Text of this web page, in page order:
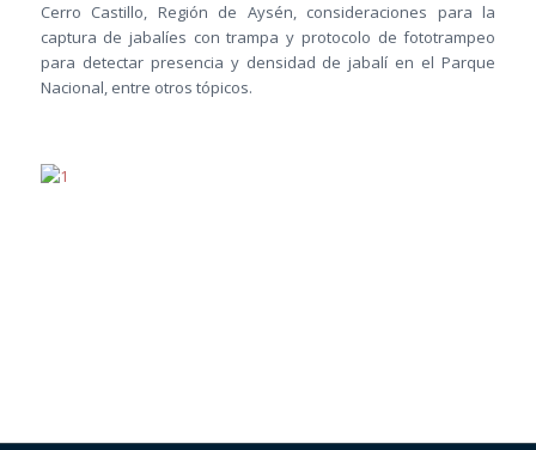
Cerro Castillo, Región de Aysén, consideraciones para la
captura de jabalíes con trampa y protocolo de fototrampeo
para detectar presencia y densidad de jabalí en el Parque
Nacional, entre otros tópicos.